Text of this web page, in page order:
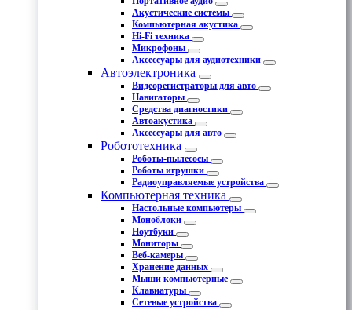
Акустические системы
Компьютерная акустика
Hi-Fi техника
Микрофоны
Аксессуары для аудиотехники
Автоэлектроника
Видеорегистраторы для авто
Навигаторы
Средства диагностики
Автоакустика
Аксессуары для авто
Робототехника
Роботы-пылесосы
Роботы игрушки
Радиоуправляемые устройства
Компьютерная техника
Настольные компьютеры
Моноблоки
Ноутбуки
Мониторы
Веб-камеры
Хранение данных
Мыши компьютерные
Клавиатуры
Сетевые устройства